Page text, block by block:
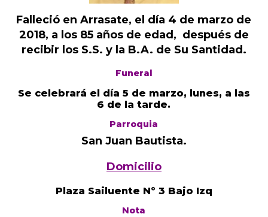
Falleció en Arrasate, el día 4 de marzo de
2018, a los 85 años de edad, después de
recibir los S.S. y la B.A. de Su Santidad.
Funeral
Se celebrará el día 5 de marzo, lunes, a las
6 de la tarde.
Parroquia
San Juan Bautista.
Domicilio
Plaza Sailuente Nº 3 Bajo Izq
Nota